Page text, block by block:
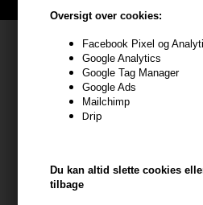
Oversigt over cookies:
Facebook Pixel og
Google Analytics
Google Tag Manager
Google Ads
Mailchimp
Drip
Du kan altid slette cookies
tilbage
Kundeservice
Frisenborgvej 6A
7800 Skive
Tlf. 23839799 (hverdage 9-14)